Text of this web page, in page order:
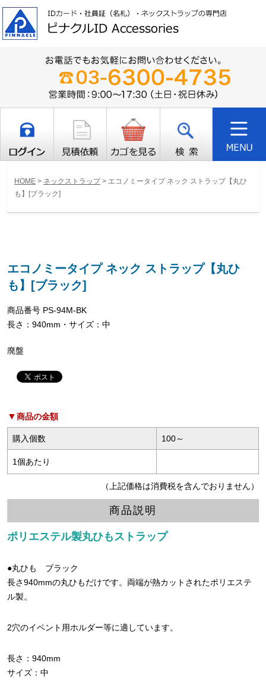
HOME > ネックストラップ> エコノミータイプ ネック ストラップ【丸ひ
も】[ブラック]
エコノミータイプ ネック ストラップ【丸ひ
も】[ブラック]
商品番号 PS-94M-BK
長さ：940mm・サイズ：中
廃盤
商品の金額
購入個数 100～
1個あたり
（上記価格は消費税を含んでおりません）
商品説明
ポリエステル製丸ひもストラップ
●丸ひも ブラック
長さ940mmの丸ひもだけです。両端が熱カットされたポリエステ
ル製。
2穴のイベント用ホルダー等に適しています。
長さ：940mm
サイズ：中